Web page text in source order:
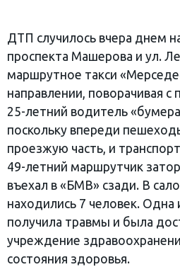
ДТП случилось вчера днем
проспекта Машерова и ул.
маршрутное такси
направлении, поворачивая с
25-летний водитель
поскольку впереди
проезжую часть, и
49-летний маршрутчик
въехал в «БМВ» сзади. В
находились 7 человек. Одна
получила травмы и была
учреждение
состояния здоровья.